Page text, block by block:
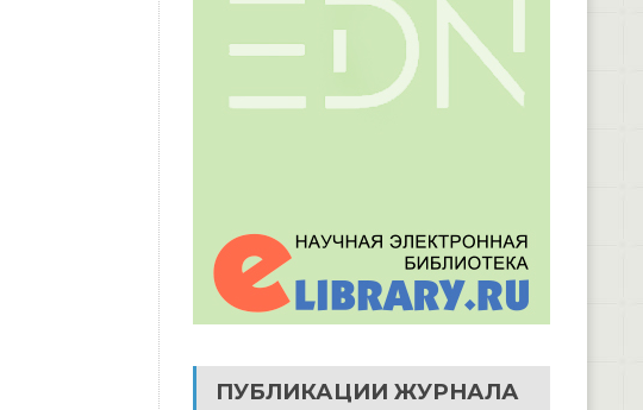
ПУБЛИКАЦИИ ЖУРНАЛА